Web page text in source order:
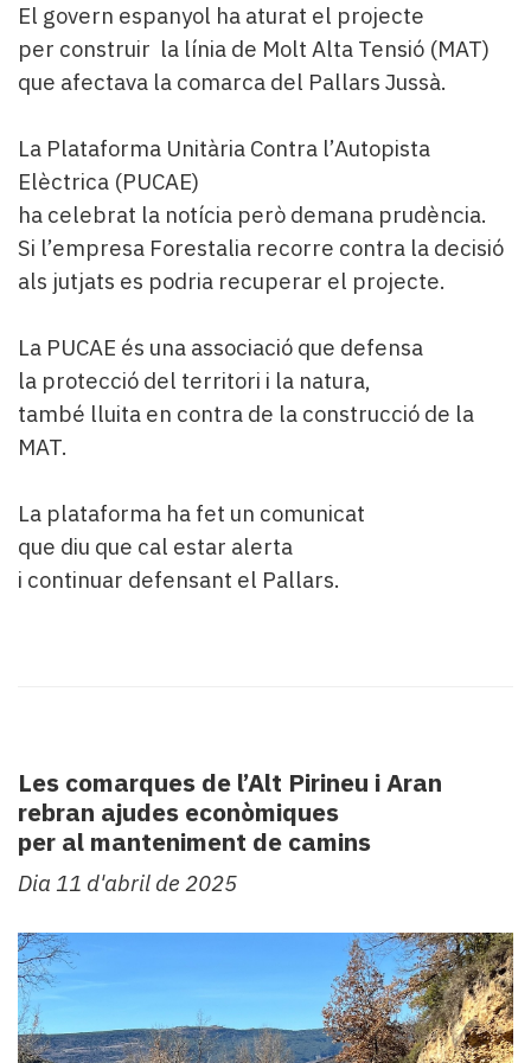
El govern espanyol ha aturat el projecte
per construir la línia de Molt Alta Tensió (MAT)
que afectava la comarca del Pallars Jussà.
La Plataforma Unitària Contra l’Autopista
Elèctrica (PUCAE)
ha celebrat la notícia però demana prudència.
Si l’empresa Forestalia recorre contra la decisió
als jutjats es podria recuperar el projecte.
La PUCAE és una associació que defensa
la protecció del territori i la natura,
també lluita en contra de la construcció de la
MAT.
La plataforma ha fet un comunicat
que diu que cal estar alerta
i continuar defensant el Pallars.
Les comarques de l’Alt Pirineu i Aran
rebran ajudes econòmiques
per al manteniment de camins
Dia 11 d'abril de 2025